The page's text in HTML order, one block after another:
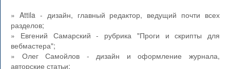
» Attila - дизайн, главный редактор, ведущий почти всех
разделов;
» Евгений Самарский - рубрика "Проги и скрипты для
вебмастера";
» Олег Самойлов - дизайн и оформление журнала,
авторские статьи;